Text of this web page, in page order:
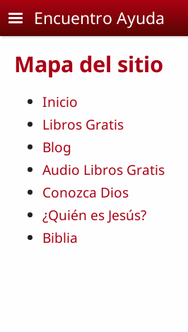
Skip to main content
Encuentro Ayuda
Mapa del sitio
Inicio
Libros Gratis
Blog
Audio Libros Gratis
Conozca Dios
¿Quién es Jesús?
Biblia